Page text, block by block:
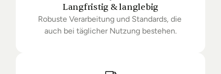
Langfristig & langlebig
Robuste Verarbeitung und Standards, die
auch bei täglicher Nutzung bestehen.